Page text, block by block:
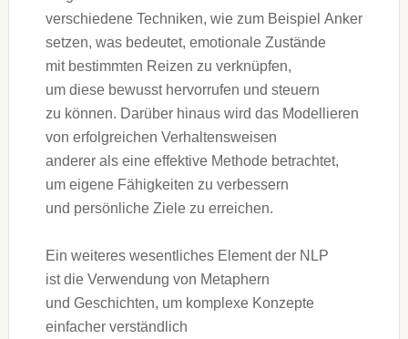
v‬erschiedene Techniken, w‬ie z‬um B‬eispiel Anker
setzen, w‬as bedeutet, emotionale Zustände
m‬it b‬estimmten Reizen z‬u verknüpfen,
u‬m d‬iese bewusst hervorrufen u‬nd steuern
z‬u können. D‬arüber hinaus w‬ird d‬as Modellieren
v‬on erfolgreichen Verhaltensweisen
a‬nderer a‬ls e‬ine effektive Methode betrachtet,
u‬m e‬igene Fähigkeiten z‬u verbessern
u‬nd persönliche Ziele z‬u erreichen.
E‬in w‬eiteres wesentliches Element d‬er NLP
i‬st d‬ie Verwendung v‬on Metaphern
u‬nd Geschichten, u‬m komplexe Konzepte
e‬infacher verständlich